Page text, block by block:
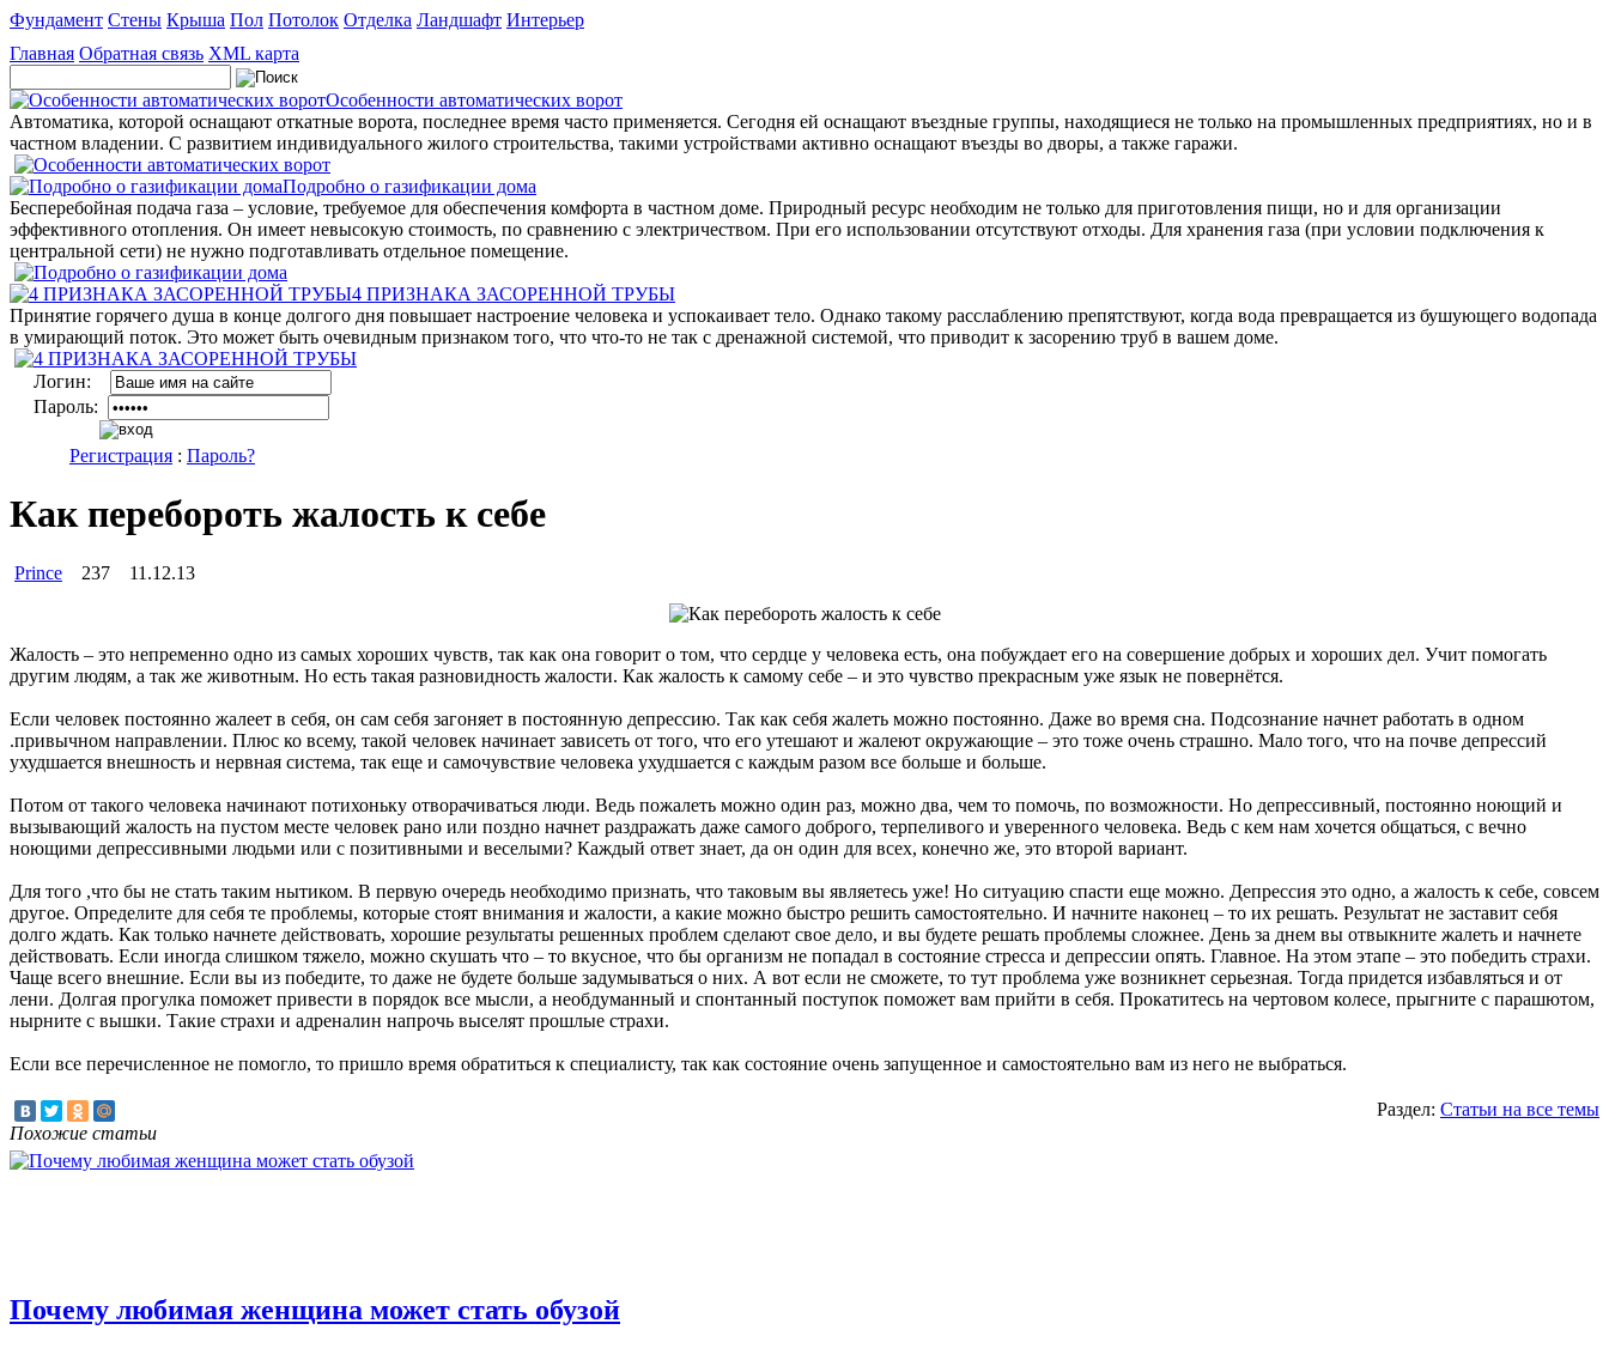
Фундамент Стены Крыша Пол Потолок Отделка Ландшафт Интерьер
Главная Обратная связь XML карта
Особенности автоматических ворот
Автоматика, которой оснащают откатные ворота, последнее время часто применяется. Сегодня ей оснащают въездные группы, находящиеся не только на промышленных предприятиях, но и в
частном владении. С развитием индивидуального жилого строительства, такими устройствами активно оснащают въезды во дворы, а также гаражи.
Подробно о газификации дома
Бесперебойная подача газа – условие, требуемое для обеспечения комфорта в частном доме. Природный ресурс необходим не только для приготовления пищи, но и для организации
эффективного отопления. Он имеет невысокую стоимость, по сравнению с электричеством. При его использовании отсутствуют отходы. Для хранения газа (при условии подключения к
центральной сети) не нужно подготавливать отдельное помещение.
4 ПРИЗНАКА ЗАСОРЕННОЙ ТРУБЫ
Принятие горячего душа в конце долгого дня повышает настроение человека и успокаивает тело. Однако такому расслаблению препятствуют, когда вода превращается из бушующего водопада
в умирающий поток. Это может быть очевидным признаком того, что что-то не так с дренажной системой, что приводит к засорению труб в вашем доме.
Логин:
Пароль:
Регистрация : Пароль?
Как перебороть жалость к себе
Prince 237 11.12.13
Жалость – это непременно одно из самых хороших чувств, так как она говорит о том, что сердце у человека есть, она побуждает его на совершение добрых и хороших дел. Учит помогать
другим людям, а так же животным. Но есть такая разновидность жалости. Как жалость к самому себе – и это чувство прекрасным уже язык не повернётся.
Если человек постоянно жалеет в себя, он сам себя загоняет в постоянную депрессию. Так как себя жалеть можно постоянно. Даже во время сна. Подсознание начнет работать в одном
.привычном направлении. Плюс ко всему, такой человек начинает зависеть от того, что его утешают и жалеют окружающие – это тоже очень страшно. Мало того, что на почве депрессий
ухудшается внешность и нервная система, так еще и самочувствие человека ухудшается с каждым разом все больше и больше.
Потом от такого человека начинают потихоньку отворачиваться люди. Ведь пожалеть можно один раз, можно два, чем то помочь, по возможности. Но депрессивный, постоянно ноющий и
вызывающий жалость на пустом месте человек рано или поздно начнет раздражать даже самого доброго, терпеливого и уверенного человека. Ведь с кем нам хочется общаться, с вечно
ноющими депрессивными людьми или с позитивными и веселыми? Каждый ответ знает, да он один для всех, конечно же, это второй вариант.
Для того ,что бы не стать таким нытиком. В первую очередь необходимо признать, что таковым вы являетесь уже! Но ситуацию спасти еще можно. Депрессия это одно, а жалость к себе, совсем
другое. Определите для себя те проблемы, которые стоят внимания и жалости, а какие можно быстро решить самостоятельно. И начните наконец – то их решать. Результат не заставит себя
долго ждать. Как только начнете действовать, хорошие результаты решенных проблем сделают свое дело, и вы будете решать проблемы сложнее. День за днем вы отвыкните жалеть и начнете
действовать. Если иногда слишком тяжело, можно скушать что – то вкусное, что бы организм не попадал в состояние стресса и депрессии опять. Главное. На этом этапе – это победить страхи.
Чаще всего внешние. Если вы из победите, то даже не будете больше задумываться о них. А вот если не сможете, то тут проблема уже возникнет серьезная. Тогда придется избавляться и от
лени. Долгая прогулка поможет привести в порядок все мысли, а необдуманный и спонтанный поступок поможет вам прийти в себя. Прокатитесь на чертовом колесе, прыгните с парашютом,
нырните с вышки. Такие страхи и адреналин напрочь выселят прошлые страхи.
Если все перечисленное не помогло, то пришло время обратиться к специалисту, так как состояние очень запущенное и самостоятельно вам из него не выбраться.
Раздел: Статьи на все темы
Похожие статьи
Почему любимая женщина может стать обузой